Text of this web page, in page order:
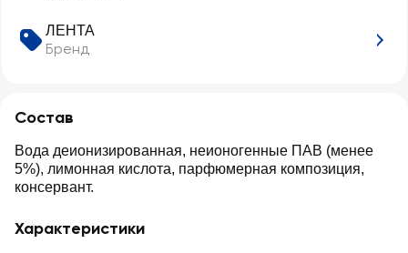
ЛЕНТА
Бренд
Состав
Вода деионизированная, неионогенные ПАВ (менее
5%), лимонная кислота, парфюмерная композиция,
консервант.
Характеристики